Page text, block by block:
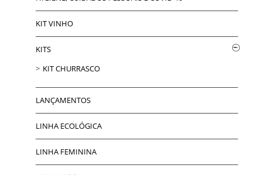
KIT VINHO
KITS
KIT CHURRASCO
LANÇAMENTOS
LINHA ECOLÓGICA
LINHA FEMININA